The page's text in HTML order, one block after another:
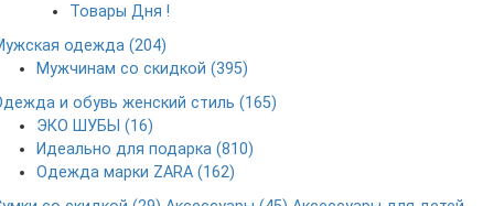
Товары Дня !
одежда (204)
Мужчинам со скидкой (395)
и обувь женский стиль (165)
ЭКО ШУБЫ (16)
Идеально для подарка (810)
Одежда марки ZARA (162)